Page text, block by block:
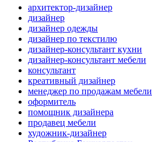
архитектор-дизайнер
дизайнер
дизайнер одежды
дизайнер по текстилю
дизайнер-консультант кухни
дизайнер-консультант мебели
консультант
креативный дизайнер
менеджер по продажам мебели
оформитель
помощник дизайнера
продавец мебели
художник-дизайнер